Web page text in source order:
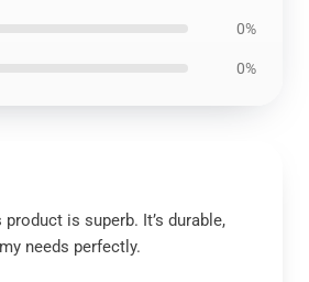
0%
0%
is superb. It’s durable,
needs perfectly.